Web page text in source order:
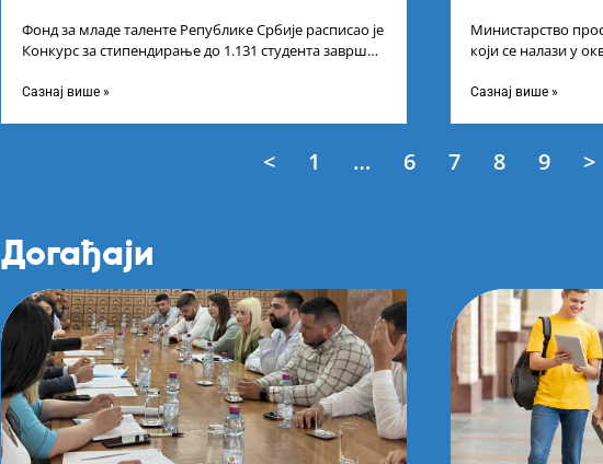
Фонд за младе таленте Републике Србије расписао је
Конкурс за стипендирање до 1.131 студента завршне
Сазнај више »
Министарство
који се налази у
Сазнај више »
< 1 … 6 7 8 9 >
Догађаји